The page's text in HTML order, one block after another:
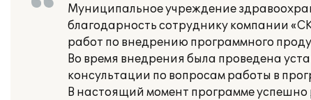
Муниципальное учреждение
благодарность сотруднику компании
работ по внедрению программного
Во время внедрения была проведена
консультации по вопросам работы в
В настоящий момент программе успешно